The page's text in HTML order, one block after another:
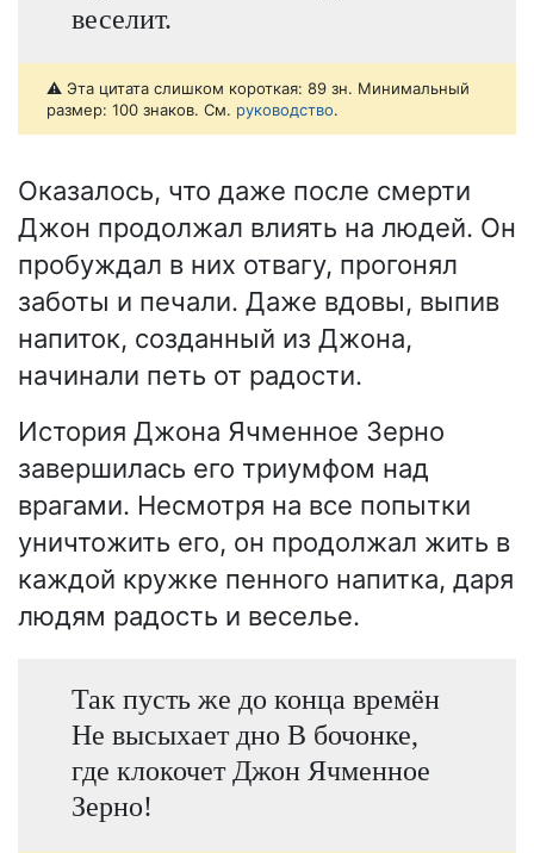
веселит.
⚠️ Эта цитата слишком короткая: 89 зн. Минимальный
размер: 100 знаков. См. руководство.
Оказалось, что даже после смерти
Джон продолжал влиять на людей. Он
пробуждал в них отвагу, прогонял
заботы и печали. Даже вдовы, выпив
напиток, созданный из Джона,
начинали петь от радости.
История Джона Ячменное Зерно
завершилась его триумфом над
врагами. Несмотря на все попытки
уничтожить его, он продолжал жить в
каждой кружке пенного напитка, даря
людям радость и веселье.
Так пусть же до конца времён
Не высыхает дно В бочонке,
где клокочет Джон Ячменное
Зерно!